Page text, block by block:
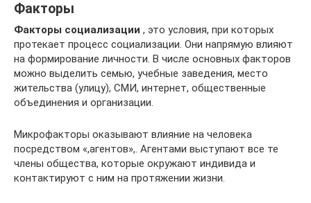
Факторы
Факторы социализации , это условия, при которых
протекает процесс социализации. Они напрямую влияют
на формирование личности. В числе основных факторов
можно выделить семью, учебные заведения, место
жительства (улицу), СМИ, интернет, общественные
объединения и организации.
Микрофакторы оказывают влияние на человека
посредством «,агентов»,. Агентами выступают все те
члены общества, которые окружают индивида и
контактируют с ним на протяжении жизни.